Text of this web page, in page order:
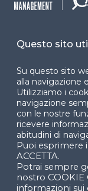
Facebook
© 2024
di Ingegneria
Questo sito
Su questo sito
alla navigazione
Utilizziamo i
navigazione
con le nostre
ricevere
abitudini di
Puoi esprimere
ACCETTA.
Potrai sempre
nostro COOKIE
informazioni sui